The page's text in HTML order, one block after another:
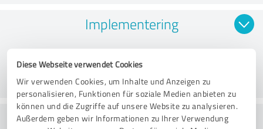
Diese Webseite verwendet Cookies
Wir verwenden Cookies, um Inhalte und Anzeigen zu
personalisieren, Funktionen für soziale Medien anbieten zu
können und die Zugriffe auf unsere Website zu analysieren.
Außerdem geben wir Informationen zu Ihrer Verwendung
Implementering
Rådgivning